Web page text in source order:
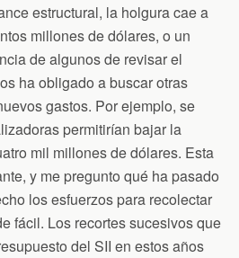
estructural, la holgura cae a
millones de dólares, o un
de algunos de revisar el
ha obligado a buscar otras
gastos. Por ejemplo, se
permitirían bajar la
mil millones de dólares. Esta
y me pregunto qué ha pasado
los esfuerzos para recolectar
fácil. Los recortes sucesivos que
del SII en estos años